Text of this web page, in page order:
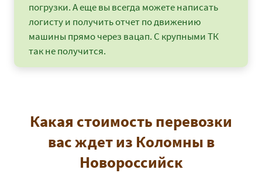
погрузки. А еще вы всегда можете написать
логисту и получить отчет по движению
машины прямо через вацап. С крупными ТК
так не получится.
Какая стоимость перевозки
вас ждет из Коломны в
Новороссийск